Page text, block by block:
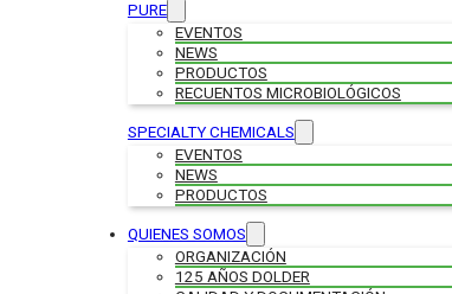
PURE
EVENTOS
NEWS
PRODUCTOS
RECUENTOS MICROBIOLÓGICOS
SPECIALTY CHEMICALS
EVENTOS
NEWS
PRODUCTOS
QUIENES SOMOS
ORGANIZACIÓN
125 AÑOS DOLDER